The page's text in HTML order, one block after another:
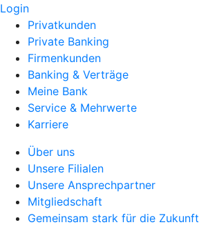
Login
Privatkunden
Private Banking
Firmenkunden
Banking & Verträge
Meine Bank
Service & Mehrwerte
Karriere
Über uns
Unsere Filialen
Unsere Ansprechpartner
Mitgliedschaft
Gemeinsam stark für die Zukunft